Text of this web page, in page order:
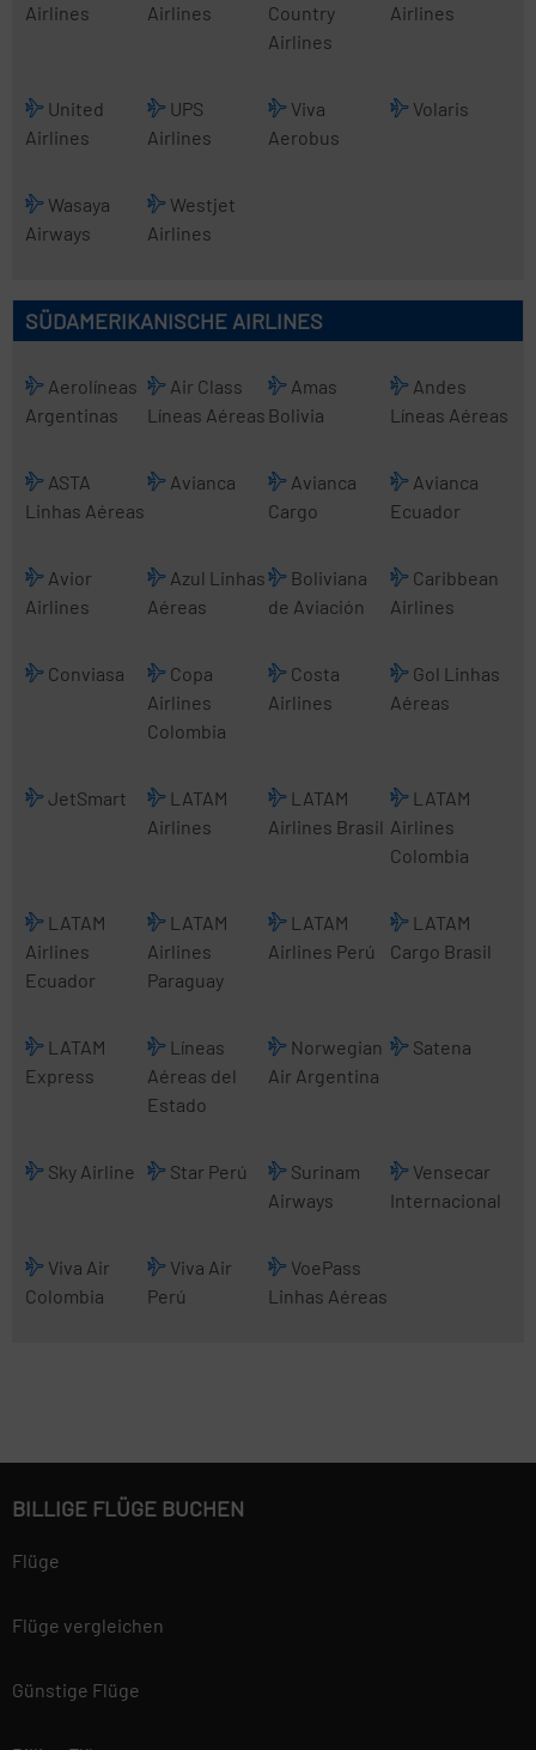
Airlines
Airlines
Country
Airlines
Airlines
United
Airlines
UPS
Airlines
Viva
Aerobus
Volaris
Wasaya
Airways
Westjet
Airlines
SÜDAMERIKANISCHE AIRLINES
Aerolíneas
Argentinas
Air Class
Líneas Aéreas
Amas
Bolivia
Andes
Líneas Aéreas
ASTA
Linhas Aéreas
Avianca
Avianca
Cargo
Avianca
Ecuador
Avior
Airlines
Azul Linhas
Aéreas
Boliviana
de Aviación
Caribbean
Airlines
Conviasa
Copa
Airlines
Colombia
Costa
Airlines
Gol Linhas
Aéreas
JetSmart
LATAM
Airlines
LATAM
Airlines Brasil
LATAM
Airlines
Colombia
LATAM
Airlines
Ecuador
LATAM
Airlines
Paraguay
LATAM
Airlines Perú
LATAM
Cargo Brasil
LATAM
Express
Líneas
Aéreas del
Estado
Norwegian
Air Argentina
Satena
Sky Airline Star Perú
Surinam
Airways
Vensecar
Internacional
Viva Air
Colombia
Viva Air
Perú
VoePass
Linhas Aéreas
BILLIGE FLÜGE BUCHEN
Flüge
Flüge vergleichen
Günstige Flüge